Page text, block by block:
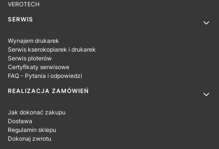
VEROTECH
SERWIS
Wynajem drukarek
Serwis kserokopiarek i drukarek
Serwis ploterów
Certyfikaty serwisowe
FAQ - Pytania i odpowiedzi
REALIZACJA ZAMÓWIEŃ
Jak dokonać zakupu
Dostawa
Regulamin sklepu
Dokonaj zwrotu